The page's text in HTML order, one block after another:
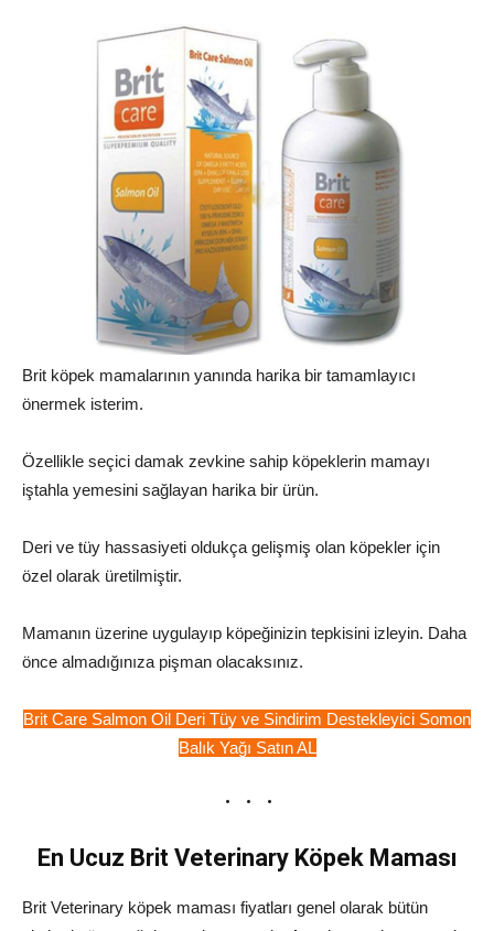
Brit köpek mamalarının yanında harika bir tamamlayıcı
önermek isterim.
Özellikle seçici damak zevkine sahip köpeklerin mamayı
iştahla yemesini sağlayan harika bir ürün.
Deri ve tüy hassasiyeti oldukça gelişmiş olan köpekler için
özel olarak üretilmiştir.
Mamanın üzerine uygulayıp köpeğinizin tepkisini izleyin. Daha
önce almadığınıza pişman olacaksınız.
Brit Care Salmon Oil Deri Tüy ve Sindirim Destekleyici Somon
Balık Yağı Satın AL
En Ucuz Brit Veterinary Köpek Maması
Brit Veterinary köpek maması fiyatları genel olarak bütün